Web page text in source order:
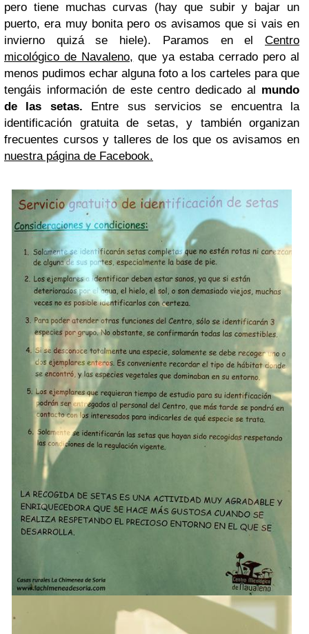
pero tiene muchas curvas (hay que subir y bajar un
puerto, era muy bonita pero os avisamos que si vais en
invierno quizá se hiele). Paramos en el Centro
micológico de Navaleno, que ya estaba cerrado pero al
menos pudimos echar alguna foto a los carteles para que
tengáis información de este centro dedicado al mundo
de las setas.
Entre sus servicios se encuentra la
identificación gratuita de setas, y también organizan
frecuentes cursos y talleres de los que os avisamos en
nuestra página de Facebook.